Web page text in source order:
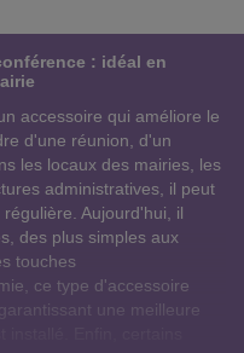
: idéal en
accessoire qui améliore le
d'une réunion, d'un
les locaux des mairies, les
administratives, il peut
Aujourd'hui, il
des plus simples aux
touches
ce type d'accessoire
une meilleure